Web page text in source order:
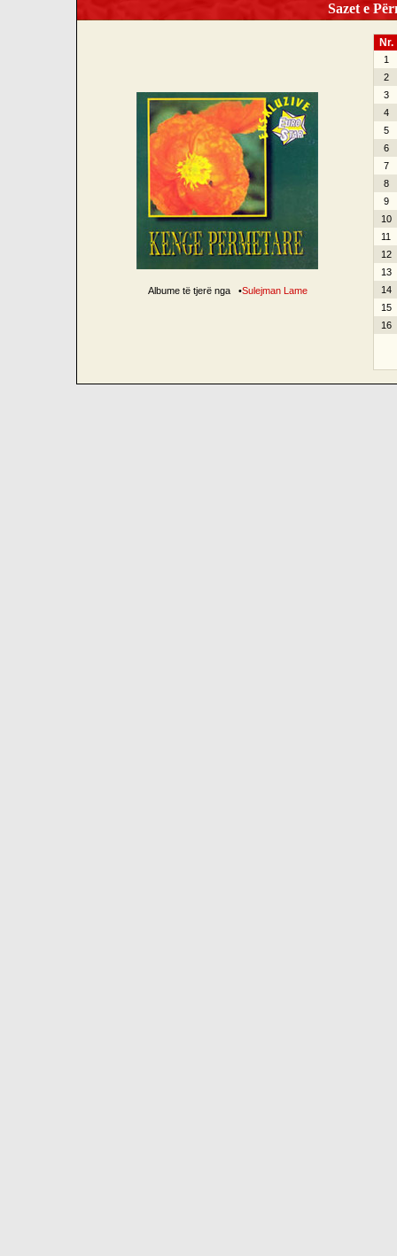
Sazet e
Albume të tjerë nga •Sulejman Lame
Nr.
1
2
3
4
5
6
7
8
9
10
11
12
13
14
15
16